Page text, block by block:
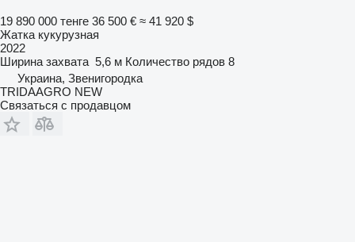
19 890 000 тенге 36 500 € ≈ 41 920 $
Жатка кукурузная
2022
Ширина захвата 5,6 м Количество рядов 8
Украина, Звенигородка
TRIDAAGRO NEW
Связаться с продавцом